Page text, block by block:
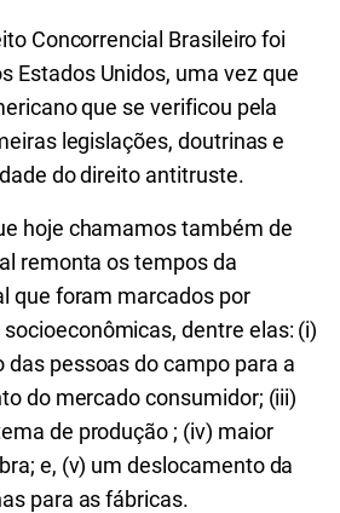
Concorrencial Brasileiro foi
Estados Unidos, uma vez que
que se verificou pela
legislações, doutrinas e
do direito antitruste.
hoje chamamos também de
remonta os tempos da
que foram marcados por
dentre elas: (i)
pessoas do campo para a
do mercado consumidor; (iii)
de produção ; (iv) maior
e, (v) um deslocamento da
para as fábricas.